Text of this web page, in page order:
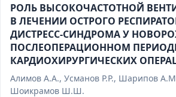
РОЛЬ ВЫСОКОЧАСТОТНОЙ
В ЛЕЧЕНИИ ОСТРОГО
ДИСТРЕСС-СИНДРОМА У
ПОСЛЕОПЕРАЦИОННОМ
КАРДИОХИРУРГИЧЕСКИХ
Алимов А.А., Усманов Р.Р., Шарипов
Шоикрамов Ш.Ш.